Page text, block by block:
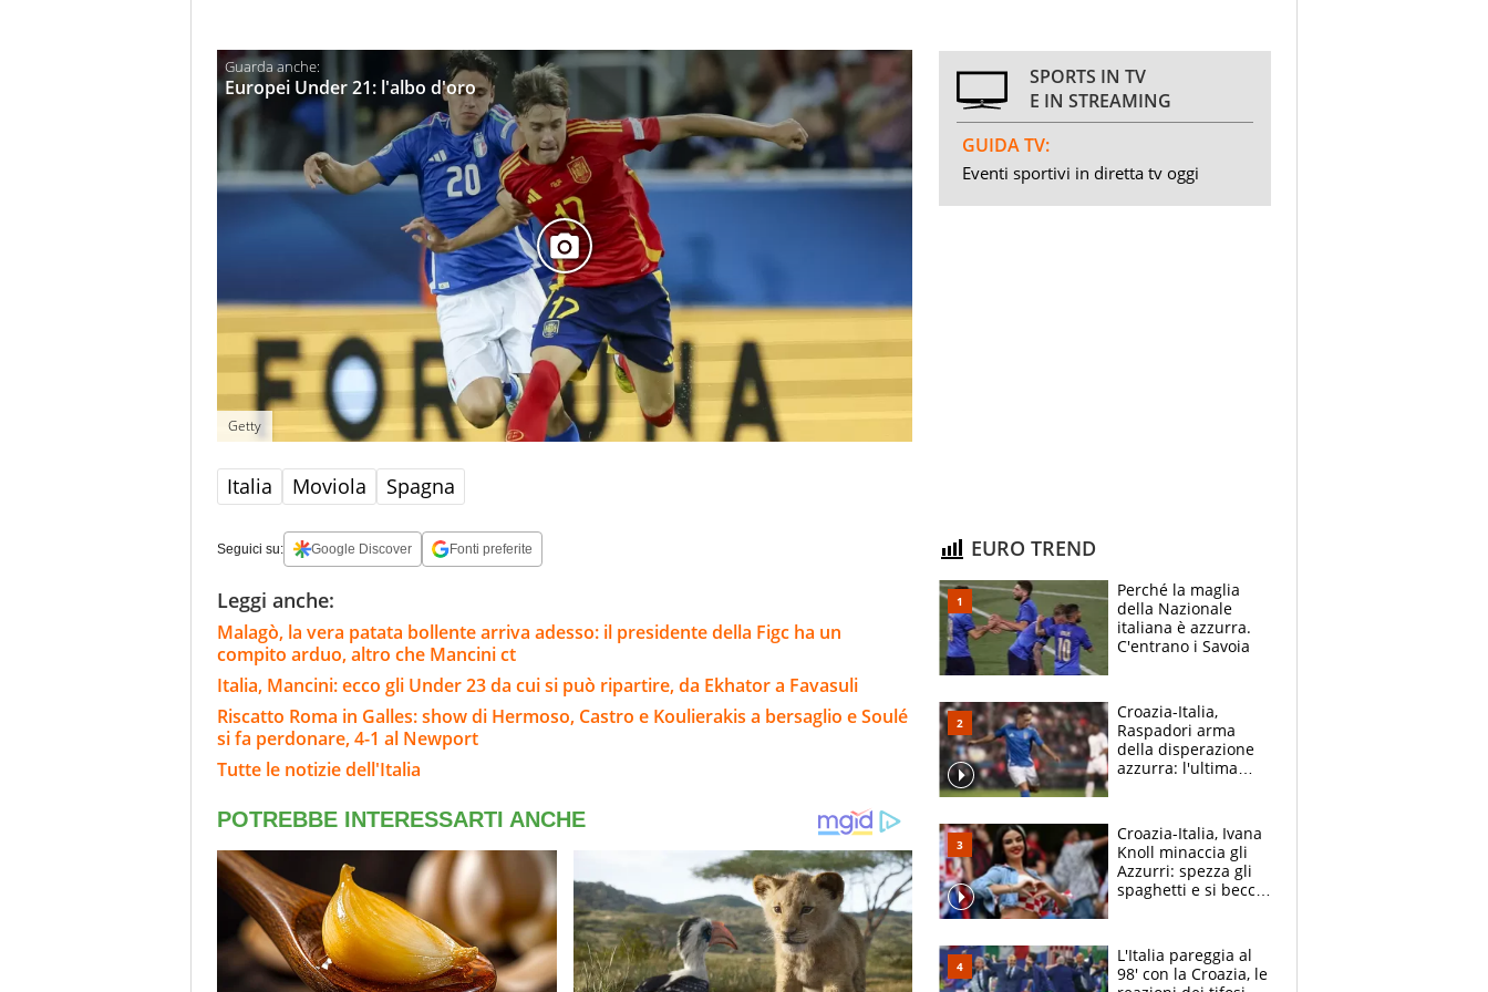
Europei Under 21: l'albo d'oro
Getty
Italia Moviola Spagna
Seguici su: Google Discover Fonti preferite
Leggi anche:
Malagò, la vera patata bollente arriva adesso: il presidente della Figc ha un
compito arduo, altro che Mancini ct
Italia, Mancini: ecco gli Under 23 da cui si può ripartire, da Ekhator a Favasuli
Riscatto Roma in Galles: show di Hermoso, Castro e Koulierakis a bersaglio e Soulé
si fa perdonare, 4-1 al Newport
Tutte le notizie dell'Italia
SPORTS IN TV
E IN STREAMING
GUIDA TV:
Eventi sportivi in diretta tv oggi
EURO TREND
Perché la maglia
della Nazionale
italiana è azzurra.
C'entrano i Savoia
Croazia-Italia,
Raspadori arma
della disperazione
azzurra: l'ultima
Croazia-Italia, Ivana
Knoll minaccia gli
Azzurri: spezza gli
spaghetti e si becca
L'Italia pareggia al
98' con la Croazia, le